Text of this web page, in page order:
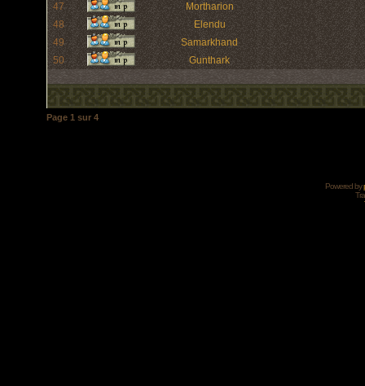
47
Mortharion
48
Elendu
49
Samarkhand
50
Gunthark
Page 1 sur 4
Powered by